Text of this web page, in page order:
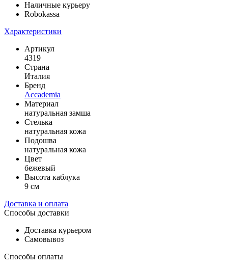
Наличные курьеру
Robokassa
Характеристики
Артикул
4319
Страна
Италия
Бренд
Accademia
Материал
натуральная замша
Стелька
натуральная кожа
Подошва
натуральная кожа
Цвет
бежевый
Высота каблука
9 см
Доставка и оплата
Способы доставки
Доставка курьером
Самовывоз
Способы оплаты